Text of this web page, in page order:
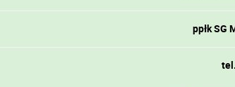
ppłk SG